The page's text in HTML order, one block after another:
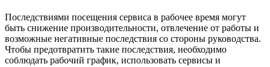
Последствиями посещения сервиса в рабочее время могут
быть снижение производительности, отвлечение от работы и
возможные негативные последствия со стороны руководства.
Чтобы предотвратить такие последствия, необходимо
соблюдать рабочий график, использовать сервисы и